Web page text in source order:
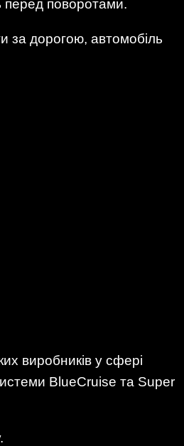
перед поворотами.
за дорогою, автомобіль
виробників у сфері
BlueCruise та Super